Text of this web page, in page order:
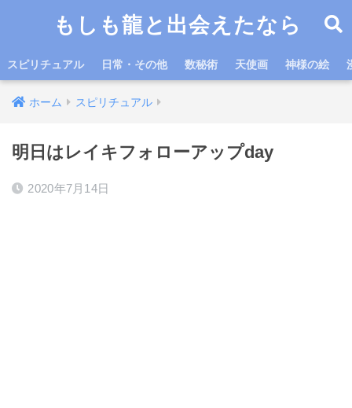
もしも龍と出会えたなら
スピリチュアル 日常・その他 数秘術 天使画 神様の絵
ホーム スピリチュアル
明日はレイキフォローアップday
2020年7月14日